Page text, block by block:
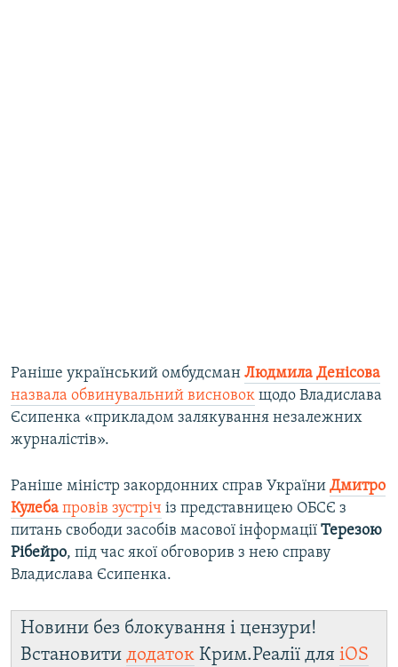
Раніше український омбудсман Людмила Денісова
назвала обвинувальний висновок щодо Владислава
Єсипенка «прикладом залякування незалежних
журналістів».
Раніше міністр закордонних справ України Дмитро
Кулеба провів зустріч із представницею ОБСЄ з
питань свободи засобів масової інформації Терезою
Рібейро, під час якої обговорив з нею справу
Владислава Єсипенка.
Новини без блокування і цензури!
Встановити додаток Крим.Реалії для iOS